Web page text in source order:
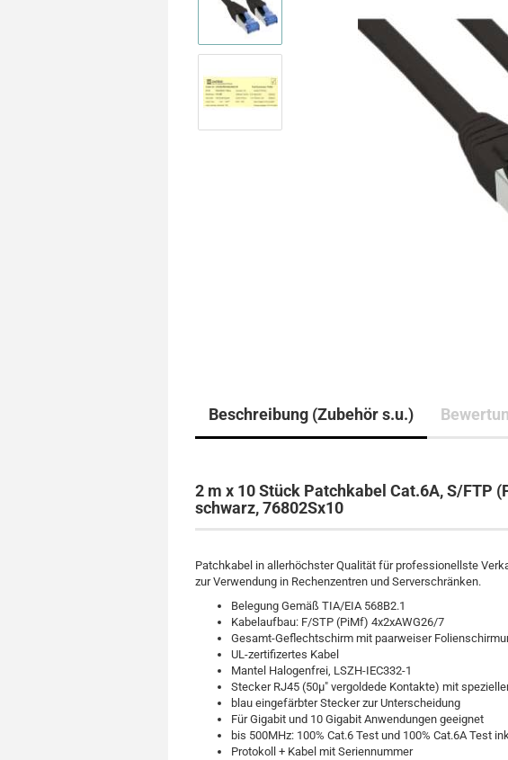
Beschreibung (Zubehör s.u.)
2 m x 10 Stück Patchkabel Cat.6A, S/FTP
schwarz, 76802Sx10
Patchkabel in allerhöchster Qualität für professionellste
zur Verwendung in Rechenzentren und Serverschränken.
Belegung Gemäß TIA/EIA 568B2.1
Kabelaufbau: F/STP (PiMf) 4x2xAWG26/7
Gesamt-Geflechtschirm mit paarweiser
UL-zertifizertes Kabel
Mantel Halogenfrei, LSZH-IEC332-1
Stecker RJ45 (50µ" vergoldede Kontakte) mit
blau eingefärbter Stecker zur Unterscheidung
Für Gigabit und 10 Gigabit Anwendungen geeignet
bis 500MHz: 100% Cat.6 Test und 100% Cat.6A Test
Protokoll + Kabel mit Seriennummer